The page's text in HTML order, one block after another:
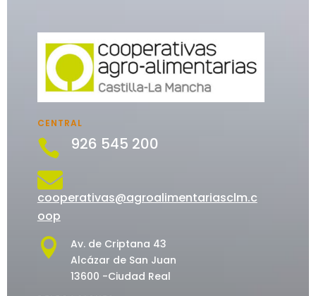
CENTRAL
 926 545 200

cooperativas@agroalimentariasclm.c
oop

Av. de Criptana 43
Alcázar de San Juan
13600 -Ciudad Real